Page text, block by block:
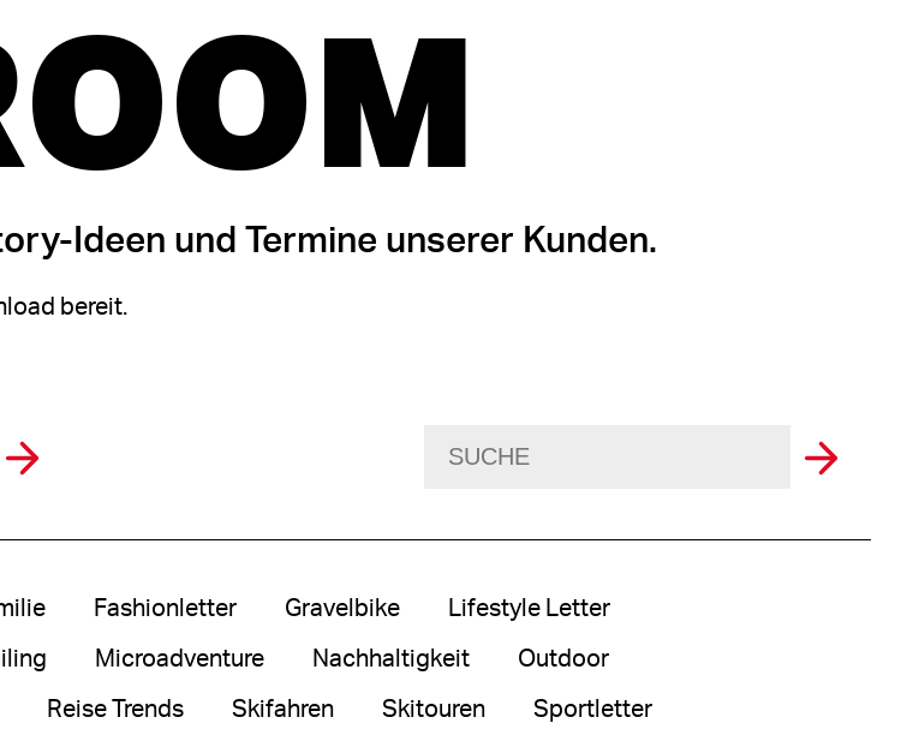
Ideen und Termine unserer Kunden.
bereit.
Fashionletter Gravelbike Lifestyle Letter
Microadventure Nachhaltigkeit Outdoor
Reise Trends Skifahren Skitouren Sportletter